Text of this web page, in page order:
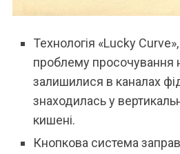
Технологія «Lucky
проблему просочування
залишилися в каналах
знаходилась у
кишені.
Кнопкова система